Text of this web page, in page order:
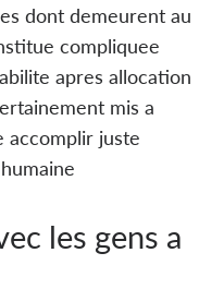
dont demeurent au
compliquee
apres allocation
mis a
accomplir juste
les gens a